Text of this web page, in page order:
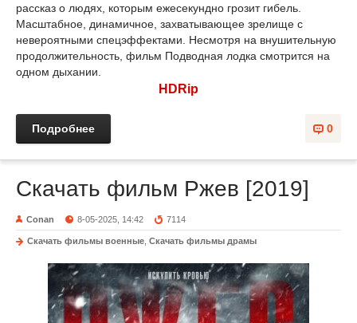
рассказ о людях, которым ежесекундно грозит гибель.
Масштабное, динамичное, захватывающее зрелище с
невероятными спецэффектами. Несмотря на внушительную
продолжительность, фильм Подводная лодка смотрится на
одном дыхании.
HDRip
0
Подробнее
Скачать фильм Ржев [2019]
Conan 8-05-2025, 14:42 7114
Скачать фильмы военные Скачать фильмы драмы